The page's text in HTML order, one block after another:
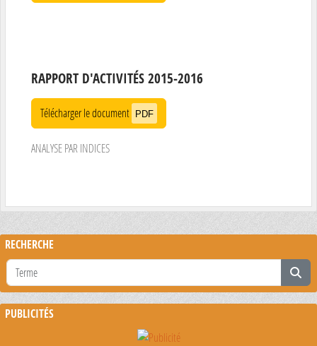
RAPPORT D'ACTIVITÉS 2015-2016
Télécharger le document PDF
ANALYSE PAR INDICES
RECHERCHE
PUBLICITÉS